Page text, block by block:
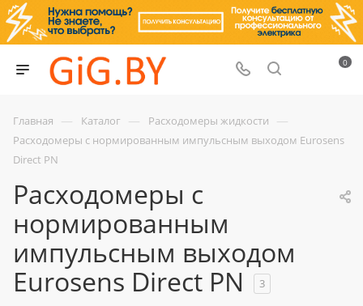
0
Главная — Каталог — Расходомеры жидкости —
Расходомеры с нормированным импульсным выходом Eurosens
Direct PN
Расходомеры с
нормированным
импульсным выходом
Eurosens Direct PN
3